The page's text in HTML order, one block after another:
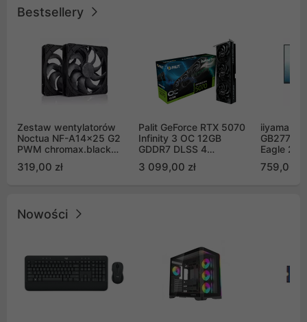
Bestsellery
Zestaw wentylatorów
Noctua NF-A14x25 G2
PWM chromax.black
Push Pull (2szt)
319,00 zł
Palit GeForce RTX 5070
Infinity 3 OC 12GB
GDDR7 DLSS 4
GB2050S)
3 099,00 zł
iiyama G-
Eagle 27"
759,00 zł
Nowości